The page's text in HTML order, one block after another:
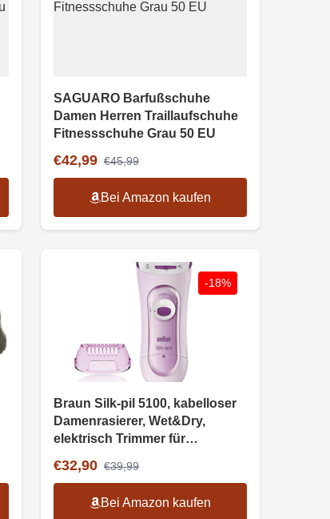
SAGUARO Barfußschuhe
Damen Herren Traillaufschuhe
Fitnessschuhe Grau 50 EU
€42,99 €45,99
Bei Amazon kaufen
-18%
Braun Silk-pil 5100, kabelloser
Damenrasierer, Wet&Dry,
elektrisch Trimmer für
€32,90 €39,99
Bei Amazon kaufen